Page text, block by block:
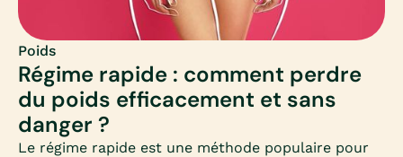
Poids
Régime rapide : comment perdre
du poids efficacement et sans
danger ?
Le régime rapide est une méthode populaire pour